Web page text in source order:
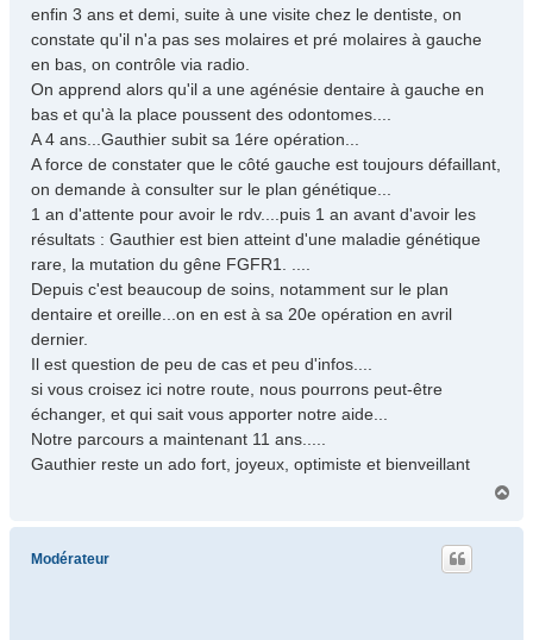
enfin 3 ans et demi, suite à une visite chez le dentiste, on
constate qu'il n'a pas ses molaires et pré molaires à gauche
en bas, on contrôle via radio.
On apprend alors qu'il a une agénésie dentaire à gauche en
bas et qu'à la place poussent des odontomes....
A 4 ans...Gauthier subit sa 1ére opération...
A force de constater que le côté gauche est toujours défaillant,
on demande à consulter sur le plan génétique...
1 an d'attente pour avoir le rdv....puis 1 an avant d'avoir les
résultats : Gauthier est bien atteint d'une maladie génétique
rare, la mutation du gêne FGFR1. ....
Depuis c'est beaucoup de soins, notamment sur le plan
dentaire et oreille...on en est à sa 20e opération en avril
dernier.
Il est question de peu de cas et peu d'infos....
si vous croisez ici notre route, nous pourrons peut-être
échanger, et qui sait vous apporter notre aide...
Notre parcours a maintenant 11 ans.....
Gauthier reste un ado fort, joyeux, optimiste et bienveillant
u
Modérateur